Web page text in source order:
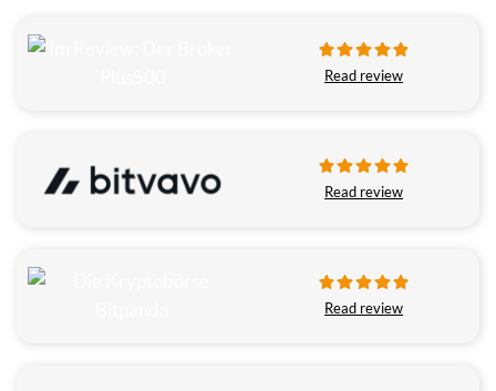
Read review
Read review
Read review